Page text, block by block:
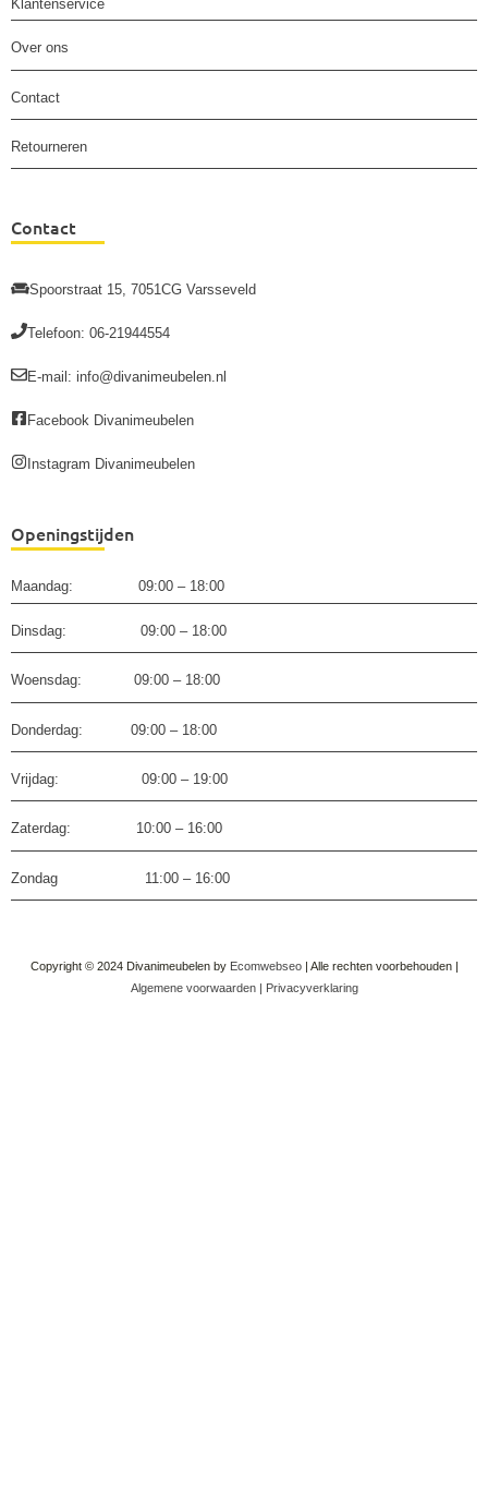
Klantenservice
Over ons
Contact
Retourneren
Contact
Spoorstraat 15, 7051CG Varsseveld
Telefoon: 06-21944554
E-mail: info@divanimeubelen.nl
Facebook Divanimeubelen
Instagram Divanimeubelen
Openingstijden
Maandag: 09:00 – 18:00
Dinsdag: 09:00 – 18:00
Woensdag: 09:00 – 18:00
Donderdag: 09:00 – 18:00
Vrijdag: 09:00 – 19:00
Zaterdag: 10:00 – 16:00
Zondag 11:00 – 16:00
Copyright © 2024 Divanimeubelen by Ecomwebseo| Alle rechten voorbehouden |
Algemene voorwaarden | Privacyverklaring